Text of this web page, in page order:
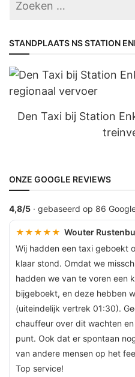
STANDPLAATS NS STATION
Den Taxi bij Station
ONZE GOOGLE REVIEWS
4,8/5 · gebaseerd op 86
★★★★★ Wouter
Wij hadden een taxi geboekt
klaar stond. Omdat we
hadden we van te voren een
bijgeboekt, en deze hebben
(uiteindelijk vertrek 01:30).
chauffeur over dit wachten
punt. Ook dat er spontaan
van andere mensen op het
Top service!